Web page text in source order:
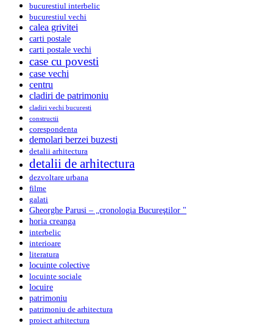
bucurestiul interbelic
bucurestiul vechi
calea grivitei
carti postale
carti postale vechi
case cu povesti
case vechi
centru
cladiri de patrimoniu
cladiri vechi bucuresti
constructii
corespondenta
demolari berzei buzesti
detalii arhitectura
detalii de arhitectura
dezvoltare urbana
filme
galati
Gheorghe Parusi – „cronologia Bucureştilor "
horia creanga
interbelic
interioare
literatura
locuinte colective
locuinte sociale
locuire
patrimoniu
patrimoniu de arhitectura
proiect arhitectura